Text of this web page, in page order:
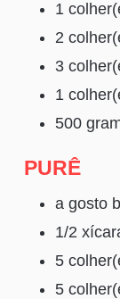
1
2
3
1
500
PURÊ
a gosto
1/2
5
5